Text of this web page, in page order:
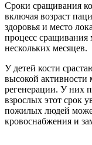
Сроки сращивания
включая возраст
здоровья и место
процесс сращивания
нескольких месяцев.
У детей кости
высокой активности
регенерации. У них
взрослых этот срок
пожилых людей
кровоснабжения и